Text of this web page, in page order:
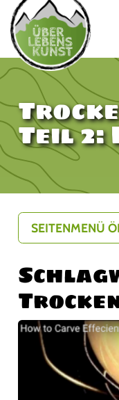
Teil 2:
SEITENMENÜ